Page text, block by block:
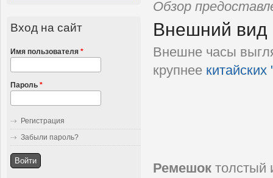
Обзор
Внешний вид
Внешне часы
крупнее
Ремешок толстый
Вход на сайт
Имя пользователя *
Пароль *
Регистрация
Забыли пароль?